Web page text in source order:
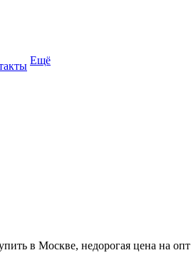
Ещё
в Москве, недорогая цена на опт